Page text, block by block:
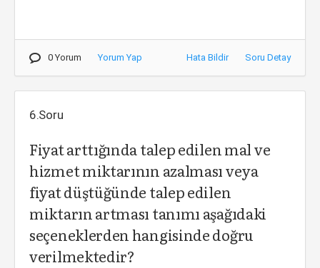
0 Yorum Yorum Yap Hata Bildir Soru Detay
6.Soru
Fiyat arttığında talep edilen mal ve
hizmet miktarının azalması veya
fiyat düştüğünde talep edilen
miktarın artması tanımı aşağıdaki
seçeneklerden hangisinde doğru
verilmektedir?